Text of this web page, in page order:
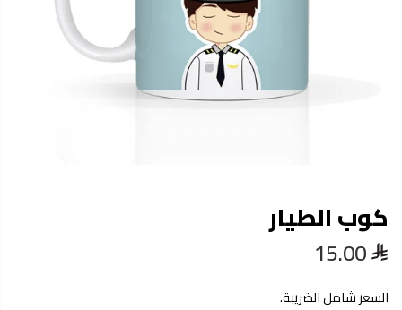
كوب الطيار
15.00
السعر شامل الضريبة.